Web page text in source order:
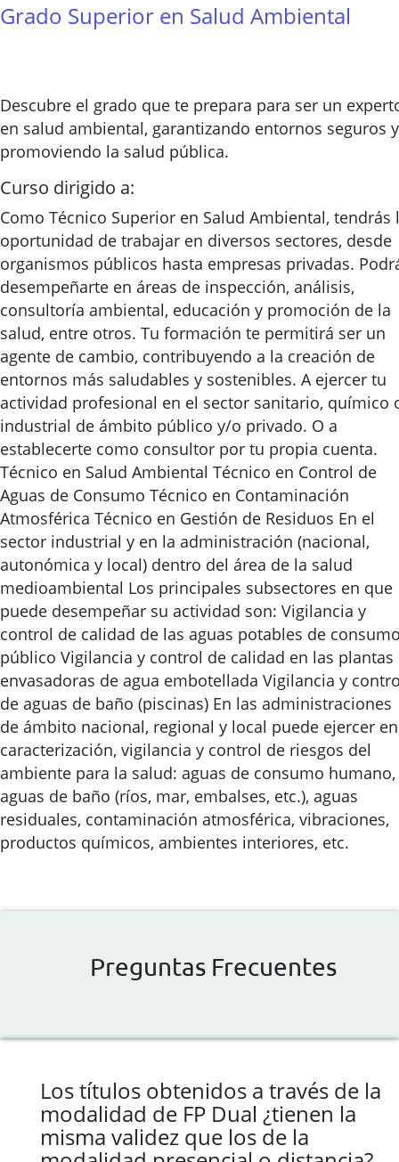
Grado Superior en Salud Ambiental
Descubre el grado que te prepara para ser un
en salud ambiental, garantizando entornos seguros y
promoviendo la salud pública.
Curso dirigido a:
Como Técnico Superior en Salud Ambiental, tendrás
oportunidad de trabajar en diversos sectores, desde
organismos públicos hasta empresas privadas.
desempeñarte en áreas de inspección, análisis,
consultoría ambiental, educación y promoción de la
salud, entre otros. Tu formación te permitirá ser un
agente de cambio, contribuyendo a la creación de
entornos más saludables y sostenibles. A ejercer tu
actividad profesional en el sector sanitario, químico
industrial de ámbito público y/o privado. O a
establecerte como consultor por tu propia cuenta.
Técnico en Salud Ambiental Técnico en Control de
Aguas de Consumo Técnico en Contaminación
Atmosférica Técnico en Gestión de Residuos En el
sector industrial y en la administración (nacional,
autonómica y local) dentro del área de la salud
medioambiental Los principales subsectores en que
puede desempeñar su actividad son: Vigilancia y
control de calidad de las aguas potables de
público Vigilancia y control de calidad en las plantas
envasadoras de agua embotellada Vigilancia y
de aguas de baño (piscinas) En las administraciones
de ámbito nacional, regional y local puede ejercer en
caracterización, vigilancia y control de riesgos del
ambiente para la salud: aguas de consumo humano,
aguas de baño (ríos, mar, embalses, etc.), aguas
residuales, contaminación atmosférica, vibraciones,
productos químicos, ambientes interiores, etc.
Preguntas Frecuentes
Los títulos obtenidos a través de la
modalidad de FP Dual ¿tienen la
misma validez que los de la